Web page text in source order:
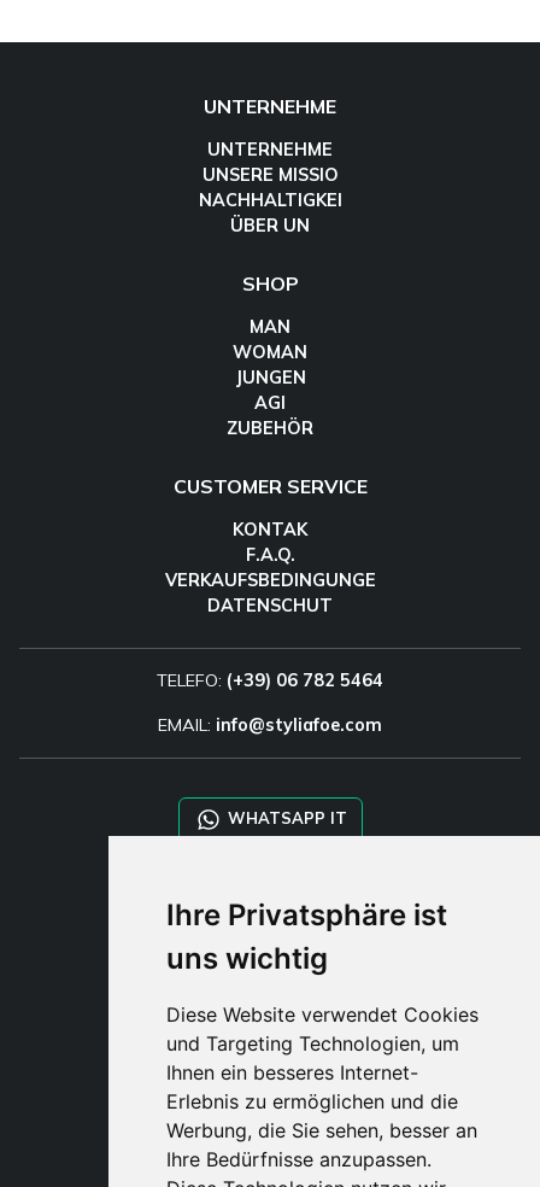
Ihre Privatsphäre ist
uns wichtig
Diese Website verwendet Cookies
und Targeting Technologien, um
Ihnen ein besseres Internet-
Erlebnis zu ermöglichen und die
Werbung, die Sie sehen, besser an
Ihre Bedürfnisse anzupassen.
UNTERNEHME
UNTERNEHME
UNSERE MISSIO
NACHHALTIGKEI
ÜBER UN
SHOP
MAN
WOMAN
JUNGEN
AGI
ZUBEHÖR
CUSTOMER SERVICE
KONTAK
F.A.Q.
VERKAUFSBEDINGUNGE
DATENSCHUT
TELEFO: (+39) 06 782 5464
EMAIL: info@styliafoe.com
WHATSAPP IT
STYLIA SERVICES
SHOP B2B
TAYLOR MADE ORDERS
DROPSHIPPING
BENUTZE
REGISTRIERE
EINLOGGE